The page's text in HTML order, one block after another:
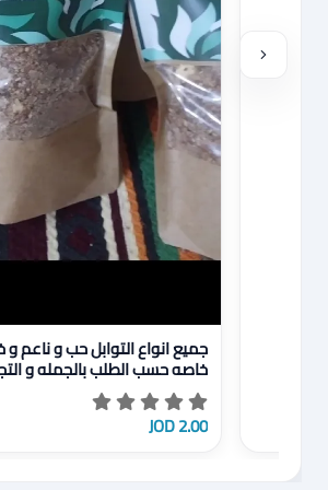
عرض تفاصيل جميع انواع
جميع انواع التوابل حب و ناعم
خاصه حسب الطلب بالجمله و التجزئه
2.00 JOD